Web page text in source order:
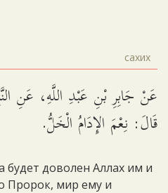
сахих
عَنْ جَابِرِ بْنِ عَبْدِ اللَّهِ، عَنِ
قَالَ: نِعْمَ الإِدَامُ الْخَلُّ.
будет доволен Аллах им и
Пророк, мир ему и